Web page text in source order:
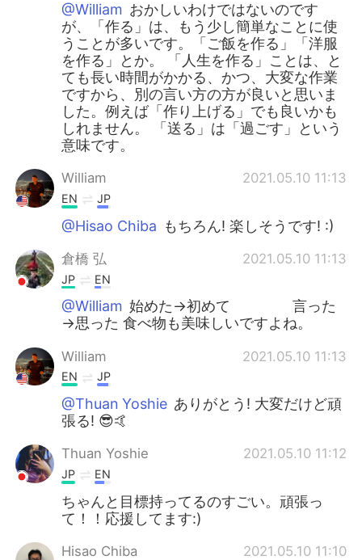
@William おかしいわけではないのです
が、「作る」は、もう少し簡単なことに使
うことが多いです。「ご飯を作る」「洋服
を作る」とか。 「人生を作る」ことは、と
ても長い時間がかかる、かつ、大変な作業
ですから、別の言い方の方が良いと思いま
した。例えば「作り上げる」でも良いかも
しれません。 「送る」は「過ごす」という
意味です。
William 2021.05.10 11:13
EN JP
@Hisao Chiba もちろん! 楽しそうです! :)
倉橋 弘 2021.05.10 11:13
JP EN
@William 始めた→初めて 言った
→思った 食べ物も美味しいですよね。
William 2021.05.10 11:13
EN JP
@Thuan Yoshie ありがとう! 大変だけど頑
張る! 😎🤙
Thuan Yoshie 2021.05.10 11:12
JP EN
ちゃんと目標持ってるのすごい。頑張っ
て！！応援してます:)
Hisao Chiba 2021.05.10 11:10